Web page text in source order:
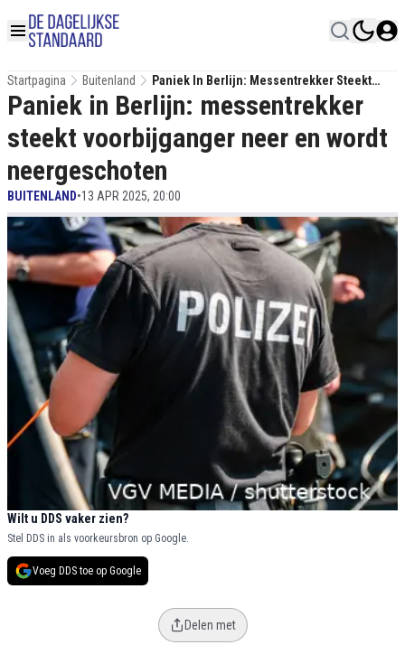
Startpagina Buitenland
Paniek In Berlijn: Messentrekker Steekt
Voorbijganger Neer En Wordt
Neergeschoten
Paniek in Berlijn: messentrekker
steekt voorbijganger neer en wordt
neergeschoten
BUITENLAND•13 APR 2025, 20:00
Wilt u DDS vaker zien?
Stel DDS in als voorkeursbron op Google.
Voeg DDS toe op Google
Delen met